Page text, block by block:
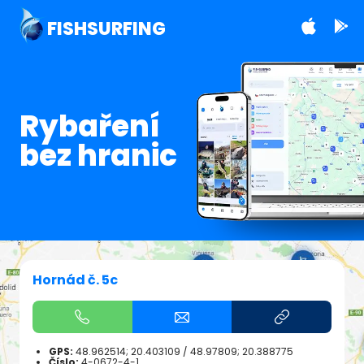
FISHSURFING
Rybaření
bez hranic
Hornád č. 5c
GPS: 48.962514; 20.403109 / 48.97809; 20.388775